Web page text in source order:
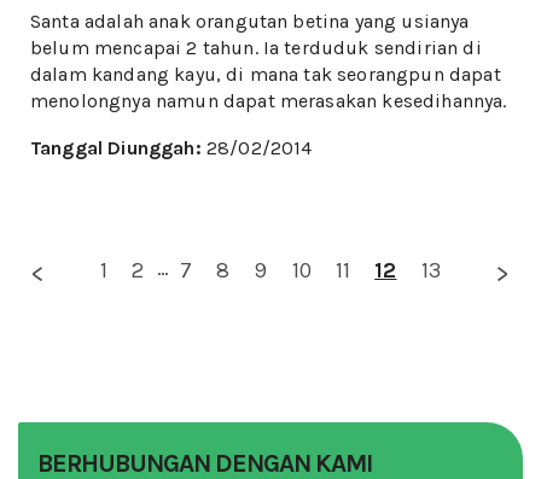
Santa adalah anak orangutan betina yang usianya
belum mencapai 2 tahun. Ia terduduk sendirian di
dalam kandang kayu, di mana tak seorangpun dapat
menolongnya namun dapat merasakan kesedihannya.
Tanggal Diunggah: 28/02/2014
1 2 ... 7 8 9 10 11 12 13
BERHUBUNGAN DENGAN KAMI